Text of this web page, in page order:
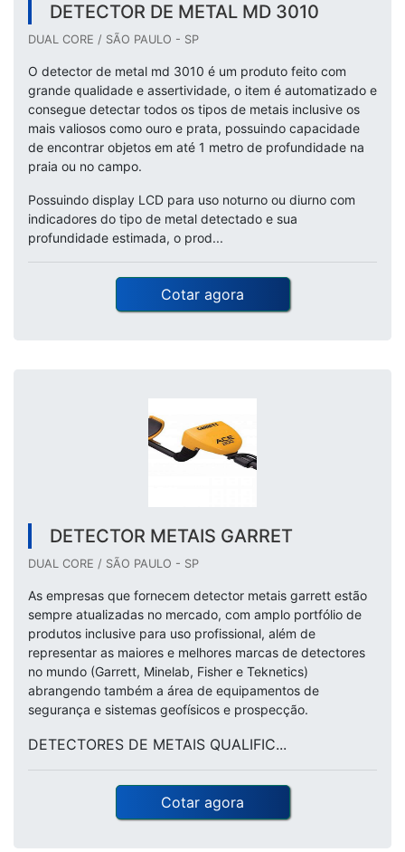
DETECTOR DE METAL MD 3010
DUAL CORE / SÃO PAULO - SP
O detector de metal md 3010 é um produto feito com
grande qualidade e assertividade, o item é automatizado e
consegue detectar todos os tipos de metais inclusive os
mais valiosos como ouro e prata, possuindo capacidade
de encontrar objetos em até 1 metro de profundidade na
praia ou no campo.
Possuindo display LCD para uso noturno ou diurno com
indicadores do tipo de metal detectado e sua
profundidade estimada, o prod...
Cotar agora
DETECTOR METAIS GARRET
DUAL CORE / SÃO PAULO - SP
As empresas que fornecem detector metais garrett estão
sempre atualizadas no mercado, com amplo portfólio de
produtos inclusive para uso profissional, além de
representar as maiores e melhores marcas de detectores
no mundo (Garrett, Minelab, Fisher e Teknetics)
abrangendo também a área de equipamentos de
segurança e sistemas geofísicos e prospecção.
DETECTORES DE METAIS QUALIFIC...
Cotar agora